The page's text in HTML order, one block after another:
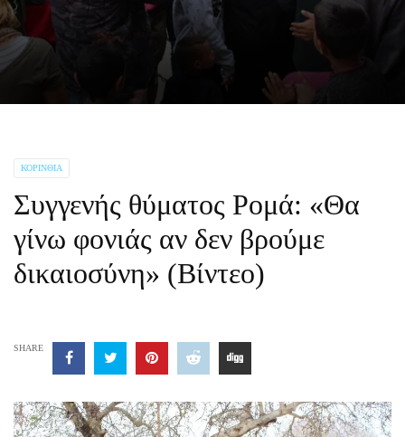
ΚΟΡΙΝΘΊΑ
Συγγενής θύματος Ρομά: «Θα
γίνω φονιάς αν δεν βρούμε
δικαιοσύνη» (Βίντεο)
SHARE